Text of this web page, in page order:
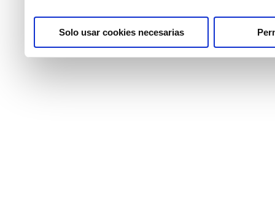
Solo usar cookies necesarias